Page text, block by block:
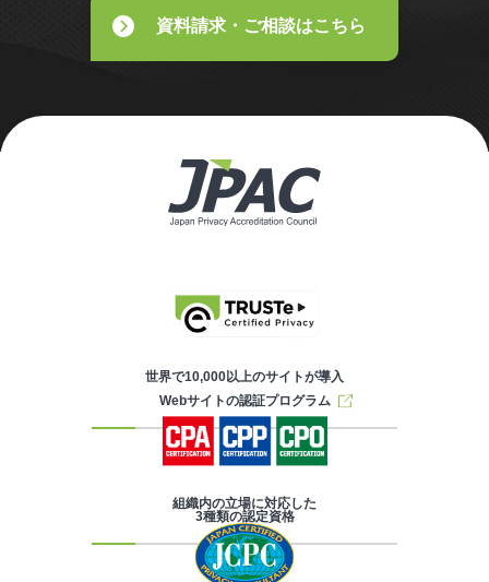
資料請求・ご相談はこちら
世界で10,000以上のサイトが導入
Webサイトの認証プログラム
組織内の立場に対応した
3種類の認定資格